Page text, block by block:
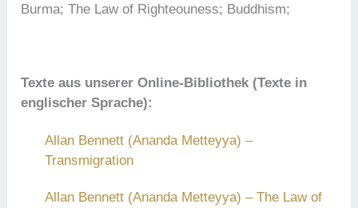
Burma; The Law of Righteouness; Buddhism;
Texte aus unserer Online-Bibliothek (Texte in
englischer Sprache):
Allan Bennett (Ananda Metteyya) –
Transmigration
Allan Bennett (Ananda Metteyya) – The Law of